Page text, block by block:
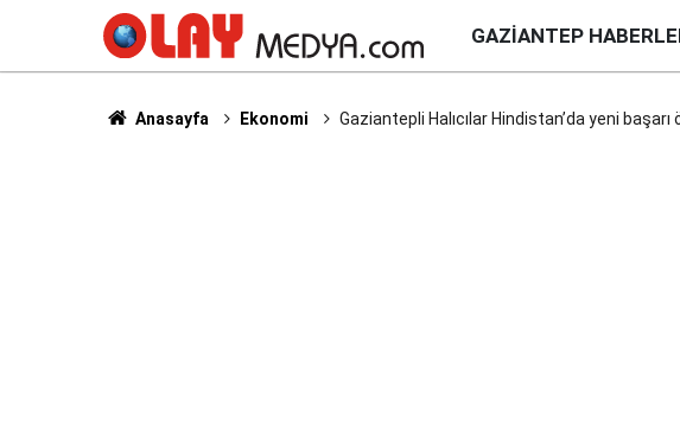
GAZIANTEP
Anasayfa Ekonomi Gaziantepli Halıcılar Hindistan’da yeni